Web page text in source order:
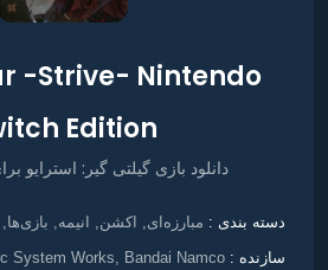
-Strive- Nintendo
Edition
دانلود بازی گیلتی گیر: استرایو
دسته بندی : مبارزه‌ای اکشن انیمه بازی‌ها
سازنده : System Works, Bandai Namco